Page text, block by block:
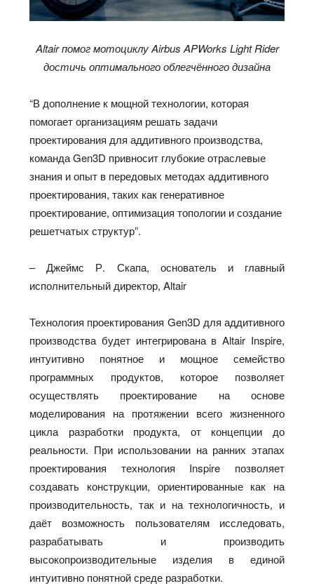
Altair помог мотоциклу Airbus APWorks Light Rider
достичь оптимального облегчённого дизайна
“В дополнение к мощной технологии, которая
помогает организациям решать задачи
проектирования для аддитивного производства,
команда Gen3D привносит глубокие отраслевые
знания и опыт в передовых методах аддитивного
проектирования, таких как генеративное
проектирование, оптимизация топологии и создание
решетчатых структур”.
– Джеймс Р. Скапа, основатель и главный
исполнительный директор, Altair
Технология проектирования Gen3D для аддитивного
производства будет интегрирована в Altair Inspire,
интуитивно понятное и мощное семейство
программных продуктов, которое позволяет
осуществлять проектирование на основе
моделирования на протяжении всего жизненного
цикла разработки продукта, от концепции до
реальности. При использовании на ранних этапах
проектирования технология Inspire позволяет
создавать конструкции, ориентированные как на
производительность, так и на технологичность, и
даёт возможность пользователям исследовать,
разрабатывать и производить
высокопроизводительные изделия в единой
интуитивно понятной среде разработки.